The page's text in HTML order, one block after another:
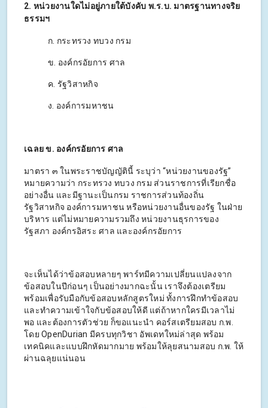
2. หน่วยงานใดไม่อยู่ภายใต้บังคับ พ.ร.บ. มาตรฐานทางจริย
ธรรมฯ
ก. กระทรวง ทบวง กรม
ข. องค์กรอัยการ ศาล
ค. รัฐวิสาหกิจ
ง. องค์การมหาชน
เฉลย ข. องค์กรอัยการ ศาล
มาตรา ๓ ในพระราชบัญญัตินี้ ระบุว่า “หน่วยงานของรัฐ”
หมายความว่า กระทรวง ทบวง กรม ส่วนราชการที่เรียกชื่อ
อย่างอื่น และมีฐานะเป็นกรม ราชการส่วนท้องถิ่น
รัฐวิสาหกิจ องค์การมหาชน หรือหน่วยงานอื่นของรัฐ ในฝ่าย
บริหาร แต่ไม่หมายความรวมถึง หน่วยงานธุรการของ
รัฐสภา องค์กรอิสระ ศาล และองค์กรอัยการ
จะเห็นได้ว่าข้อสอบหลายๆ พาร์ทมีความเปลี่ยนแปลงจาก
ข้อสอบในปีก่อนๆ เป็นอย่างมากฉะนั้น เราจึงต้องเตรียม
พร้อมเพื่อรับมือกับข้อสอบหลักสูตรใหม่ ทั้งการฝึกทำข้อสอบ
และทำความเข้าใจกับข้อสอบให้ดี แต่ถ้าหากใครมีเวลาไม่
พอ และต้องการตัวช่วย ก็ขอแนะนำ คอร์สเตรียมสอบ ก.พ.
โดย OpenDurian มีครบทุกวิชา อัพเดทใหม่ล่าสุด พร้อม
เทคนิคและแบบฝึกหัดมากมาย พร้อมให้ลุยสนามสอบ ก.พ. ให้
ผ่านฉลุยแน่นอน